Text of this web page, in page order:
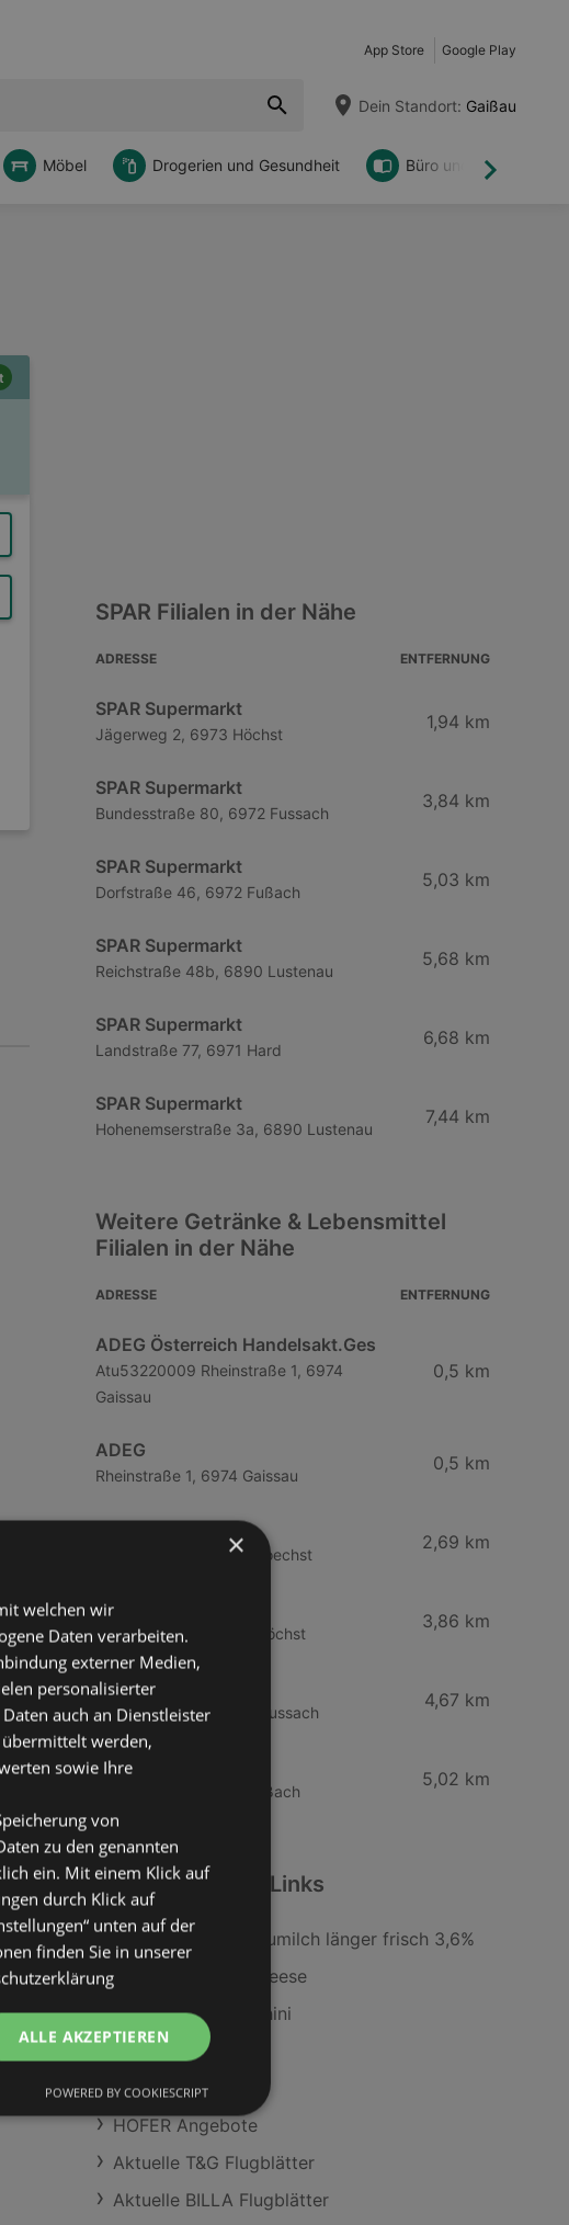
App Store Google Play
Dein Standort: Gaißau
Weiter
Möbel Drogerien und Gesundheit Büro und DIY
SPAR Filialen in der Nähe
ADRESSE ENTFERNUNG
SPAR Supermarkt
Jägerweg 2, 6973 Höchst
1,94 km
SPAR Supermarkt
Bundesstraße 80, 6972 Fussach
3,84 km
SPAR Supermarkt
Dorfstraße 46, 6972 Fußach
5,03 km
SPAR Supermarkt
Reichstraße 48b, 6890 Lustenau
5,68 km
SPAR Supermarkt
Landstraße 77, 6971 Hard
6,68 km
SPAR Supermarkt
Hohenemserstraße 3a, 6890 Lustenau
7,44 km
Weitere Getränke & Lebensmittel
Filialen in der Nähe
ADRESSE ENTFERNUNG
ADEG Österreich Handelsakt.Ges
Atu53220009 Rheinstraße 1, 6974
Gaissau
0,5 km
ADEG
Rheinstraße 1, 6974 Gaissau
0,5 km
Landstraße 50, 6973 Hoechst
2,69 km
HOFER
Gartenstraße 6, 6973 Höchst
3,86 km
Mähr Handels GmbH
Haderstraße 84, 6972 Fussach
4,67 km
Spar Supermarkt
Dorfstraße 46, 6972 Fußach
5,02 km
Weiterführende Links
BILLA Tierwohl Heumilch länger frisch 3,6%
Clever Cottage Cheese
Ja! Natürlich Zucchini
SPAR Angebote
ADEG Angebote
HOFER Angebote
Aktuelle T&G Flugblätter
Aktuelle BILLA Flugblätter
×
welchen wir
Daten verarbeiten.
externer Medien,
personalisierter
auch an Dienstleister
werden,
sowie Ihre
von
zu den genannten
ein. Mit einem Klick auf
durch Klick auf
unten auf der
finden Sie in unserer
ALLE AKZEPTIEREN
POWERED BY COOKIESCRIPT